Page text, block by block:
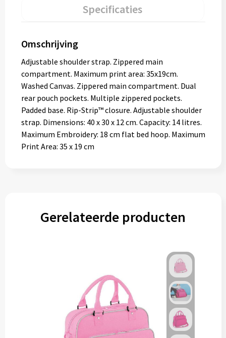
Specificaties
Omschrijving
Adjustable shoulder strap. Zippered main
compartment. Maximum print area: 35x19cm.
Washed Canvas. Zippered main compartment. Dual
rear pouch pockets. Multiple zippered pockets.
Padded base. Rip-Strip™ closure. Adjustable shoulder
strap. Dimensions: 40 x 30 x 12 cm. Capacity: 14 litres.
Maximum Embroidery: 18 cm flat bed hoop. Maximum
Print Area: 35 x 19 cm
Gerelateerde producten